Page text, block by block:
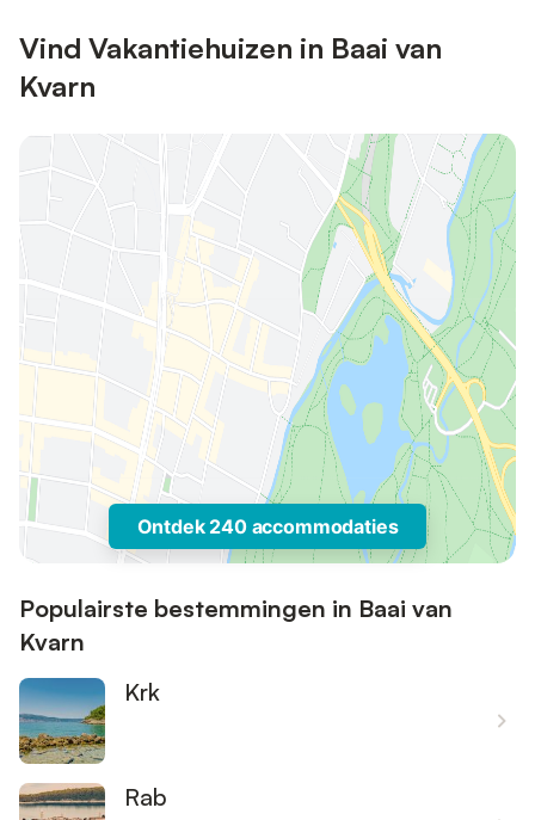
Vind Vakantiehuizen in Baai van
Kvarn
Ontdek 240 accommodaties
Populairste bestemmingen in Baai van
Kvarn
Krk
Rab